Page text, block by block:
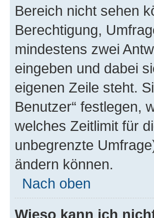
Bereich nicht sehen
Berechtigung,
mindestens zwei
eingeben und dabei
eigenen Zeile steht.
Benutzer“ festlegen,
welches Zeitlimit für
unbegrenzte
ändern können.
Nach oben
Wieso kann ich